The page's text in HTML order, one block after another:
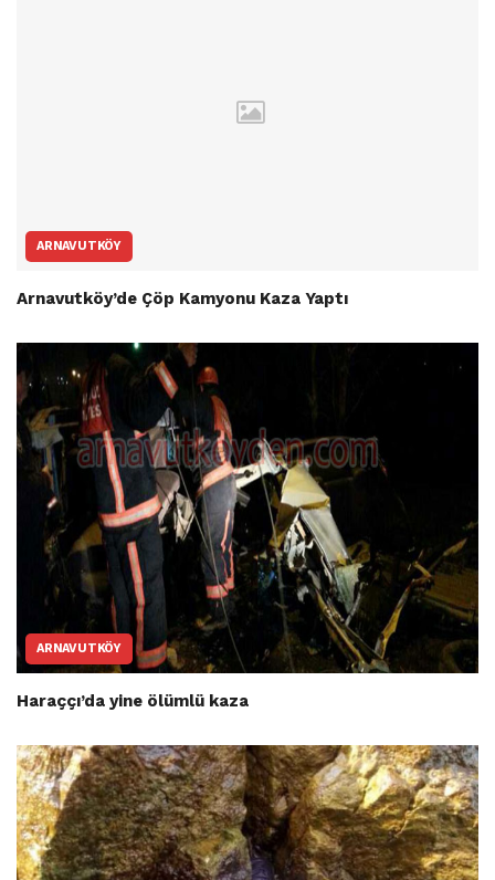
ARNAVUTKÖY
Arnavutköy’de Çöp Kamyonu Kaza Yaptı
ARNAVUTKÖY
Haraççı’da yine ölümlü kaza